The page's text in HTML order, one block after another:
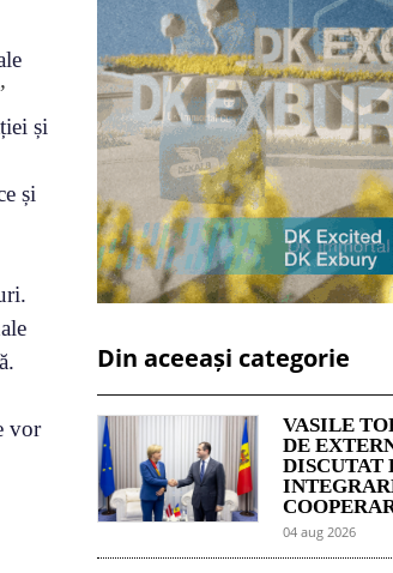
și
și
vor
Din aceeași categorie
VASILE
DE
DISCUTAT
04 aug 2026